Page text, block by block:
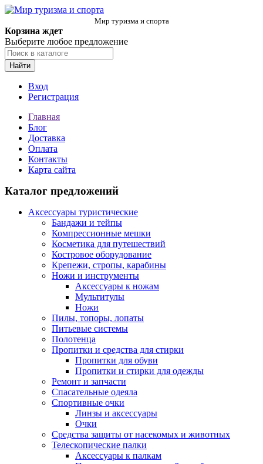
Мир туризма и спорта
Корзина ждет
Выберите любое предложение
Найти
Вход
Регистрация
Главная
Блог
Доставка
Оплата
Контакты
Карта сайта
Каталог предложений
Аксессуары туристические
Бандажи и тейпы
Компрессионные мешки
Косметика для путешествий
Костровое оборудование
Крепежи, стропы, карабины
Ножи и инструменты
Аксессуары к ножам
Мультитулы
Ножи
Пилы, топоры, лопаты
Питьевые системы
Полотенца
Пропитки и средства для стирки
Пропитки для обуви
Пропитки и стирки для одежды
Ремонт и запчасти
Спасательные одеяла
Спортивные очки
Линзы и аксессуары
Очки
Средства защиты от насекомых и животных
Телескопические палки
Аксессуары к палкам